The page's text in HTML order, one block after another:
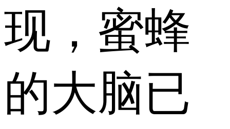
现，蜜蜂
的大脑已